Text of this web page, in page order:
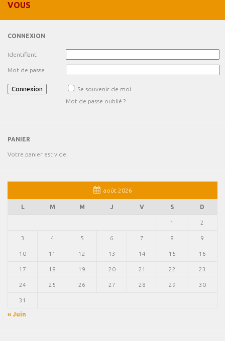
VOUS
CONNEXION
Identifiant
Mot de passe
Se souvenir de moi
Mot de passe oublié ?
PANIER
Votre panier est vide.
août 2026
L M M J V S D
1 2
3 4 5 6 7 8 9
10 11 12 13 14 15 16
17 18 19 20 21 22 23
24 25 26 27 28 29 30
31
« Juin